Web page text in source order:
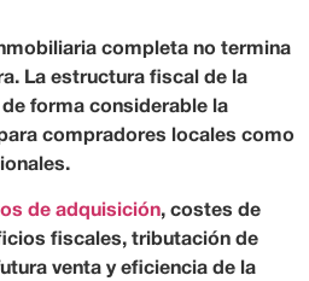
completa no termina
La estructura fiscal de la
forma considerable la
compradores locales como
de adquisición, costes de
fiscales, tributación de
venta y eficiencia de la